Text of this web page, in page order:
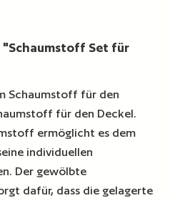
Set für
Schaumstoff für den
für den Deckel.
ermöglicht es dem
individuellen
Der gewölbte
dafür, dass die gelagerte